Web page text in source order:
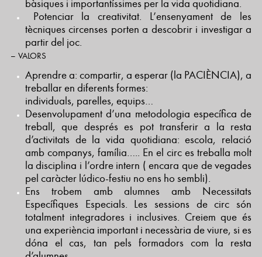
bàsiques i importantíssimes per la vida quotidiana.
Potenciar la creativitat. L’ensenyament de les
tècniques circenses porten a descobrir i investigar a
partir del joc.
– VALORS
Aprendre a: compartir, a esperar (la PACIÈNCIA), a
treballar en diferents formes:
individuals, parelles, equips…
Desenvolupament d’una metodologia específica de
treball, que després es pot transferir a la resta
d’activitats de la vida quotidiana: escola, relació
amb companys, família….. En el circ es treballa molt
la disciplina i l’ordre intern ( encara que de vegades
pel caràcter lúdico-festiu no ens ho sembli).
Ens trobem amb alumnes amb Necessitats
Específiques Especials. Les sessions de circ són
totalment integradores i inclusives. Creiem que és
una experiència important i necessària de viure, si es
dóna el cas, tan pels formadors com la resta